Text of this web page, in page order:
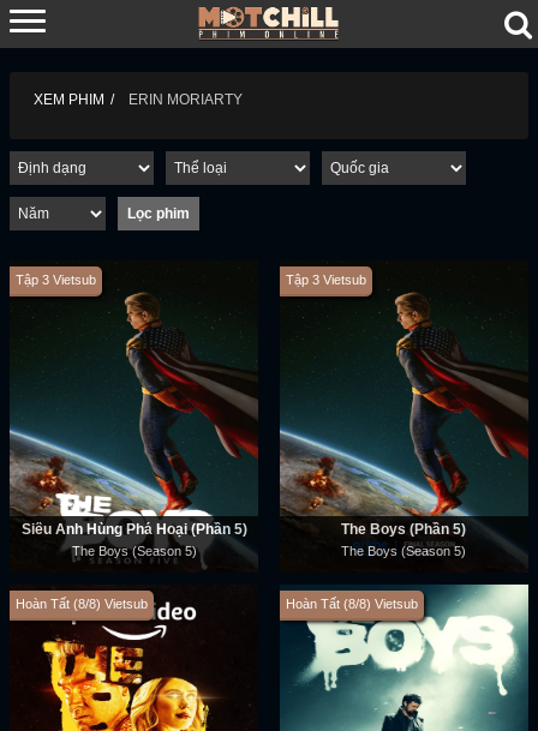
XEM PHIM ERIN MORIARTY
Tập 3 Vietsub
Siêu Anh Hùng Phá Hoại (Phần 5)
The Boys (Season 5)
Tập 3 Vietsub
The Boys (Phần 5)
The Boys (Season 5)
Hoàn Tất (8/8) Vietsub Hoàn Tất (8/8) Vietsub